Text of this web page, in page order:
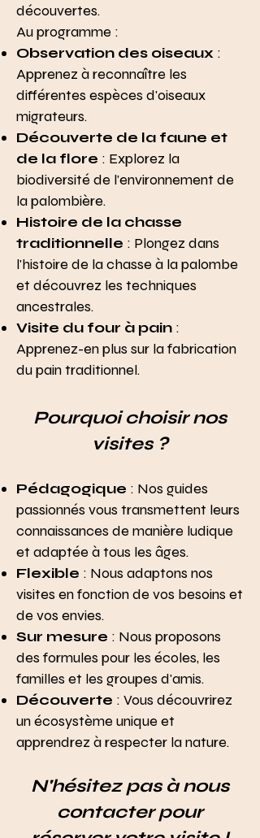
découvertes.
Au programme :
Observation des oiseaux :
Apprenez à reconnaître les
différentes espèces d'oiseaux
migrateurs.
Découverte de la faune et
de la flore : Explorez la
biodiversité de l'environnement de
la palombière.
Histoire de la chasse
traditionnelle : Plongez dans
l'histoire de la chasse à la palombe
et découvrez les techniques
ancestrales.
Visite du four à pain :
Apprenez-en plus sur la fabrication
du pain traditionnel.
Pourquoi choisir nos
visites ?
Pédagogique : Nos guides
passionnés vous transmettent leurs
connaissances de manière ludique
et adaptée à tous les âges.
Flexible : Nous adaptons nos
visites en fonction de vos besoins et
de vos envies.
Sur mesure : Nous proposons
des formules pour les écoles, les
familles et les groupes d'amis.
Découverte : Vous découvrirez
un écosystème unique et
apprendrez à respecter la nature.
N'hésitez pas à nous
contacter pour